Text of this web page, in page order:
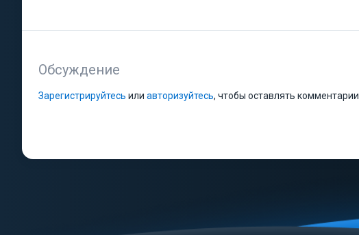
Обсуждение
Зарегистрируйтесь или авторизуйтесь, чтобы оставлять комментарии